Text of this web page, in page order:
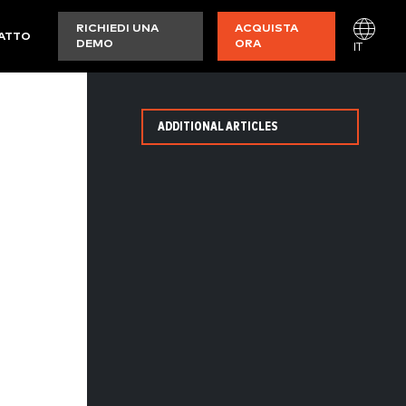
RICHIEDI UNA
DEMO
ACQUISTA
ORA
IT
ADDITIONAL ARTICLES